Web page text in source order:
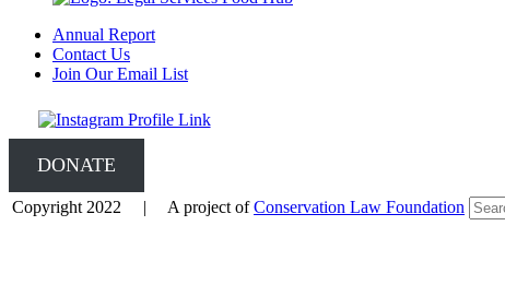
Annual Report
Contact Us
Join Our Email List
DONATE
Copyright 2022 | A project ofConservation Law Foundation